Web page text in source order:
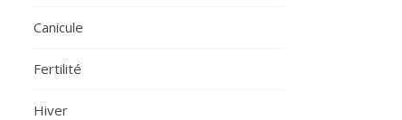
Canicule
Fertilité
Hiver